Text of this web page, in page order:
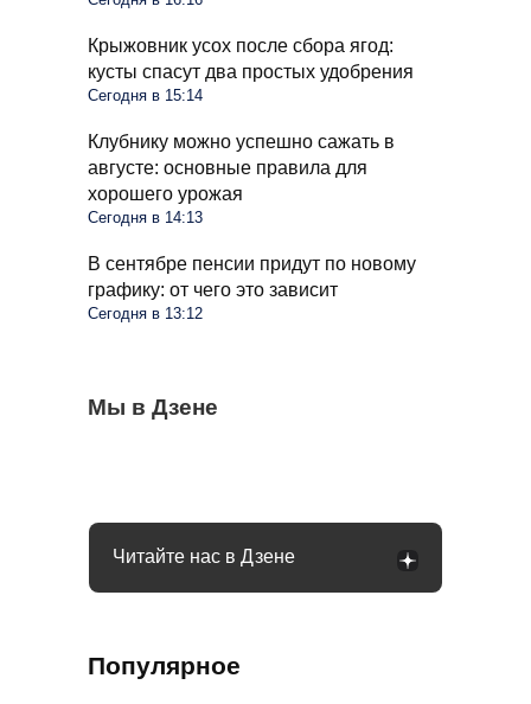
Крыжовник усох после сбора ягод:
кусты спасут два простых удобрения
Сегодня в 15:14
Клубнику можно успешно сажать в
августе: основные правила для
хорошего урожая
Сегодня в 14:13
В сентябре пенсии придут по новому
графику: от чего это зависит
Сегодня в 13:12
Мы в Дзене
Омолаживаем огурцы в августе: урожай
будете тачками собирать всю осень
Весь виноград растрескался, пришлось
Помидоры станут слаще и мясистей:
Читайте нас в Дзене
Популярное